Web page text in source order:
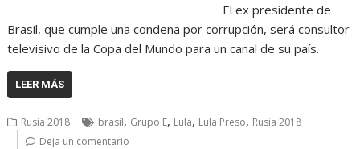
El ex presidente de
Brasil, que cumple una condena por corrupción, será consultor
televisivo de la Copa del Mundo para un canal de su país.
LEER MÁS
Rusia 2018 brasil, Grupo E, Lula, Lula Preso, Rusia 2018
Deja un comentario